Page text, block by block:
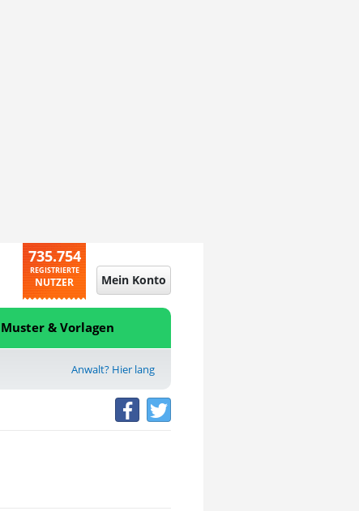
735.754
REGISTRIERTE
NUTZER Mein Konto
Muster & Vorlagen
Anwalt? Hier lang